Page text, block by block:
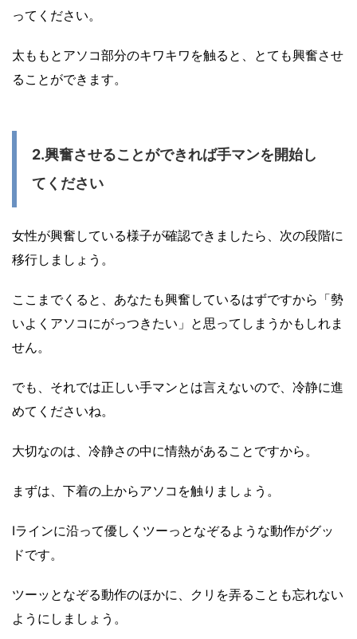
ってください。
太ももとアソコ部分のキワキワを触ると、とても興奮させ
ることができます。
2.興奮させることができれば手マンを開始し
てください
女性が興奮している様子が確認できましたら、次の段階に
移行しましょう。
ここまでくると、あなたも興奮しているはずですから「勢
いよくアソコにがっつきたい」と思ってしまうかもしれま
せん。
でも、それでは正しい手マンとは言えないので、冷静に進
めてくださいね。
大切なのは、冷静さの中に情熱があることですから。
まずは、下着の上からアソコを触りましょう。
Iラインに沿って優しくツーっとなぞるような動作がグッ
ドです。
ツーッとなぞる動作のほかに、クリを弄ることも忘れない
ようにしましょう。